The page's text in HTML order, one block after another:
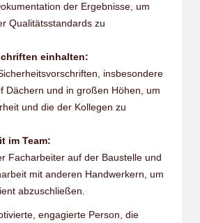
der Ergebnisse, um
Qualitätsstandards zu
einhalten:
insbesondere
Dächern und in großen Höhen, um
und die der Kollegen zu
im Team:
Facharbeiter auf der Baustelle und
mit anderen Handwerkern, um
abzuschließen.
engagierte Person, die